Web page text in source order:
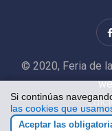
© 2020, Feria de
Si continúas
las cookies que
Aceptar las